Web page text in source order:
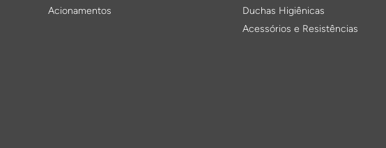
Acionamentos
Duchas Higiênicas
Acessórios e Resistências